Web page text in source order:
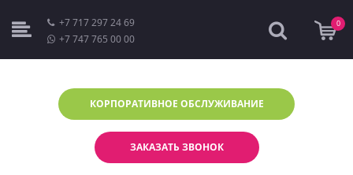
+7 717 297 24 69
+7 747 765 00 00
0
КОРПОРАТИВНОЕ ОБСЛУЖИВАНИЕ
ЗАКАЗАТЬ ЗВОНОК